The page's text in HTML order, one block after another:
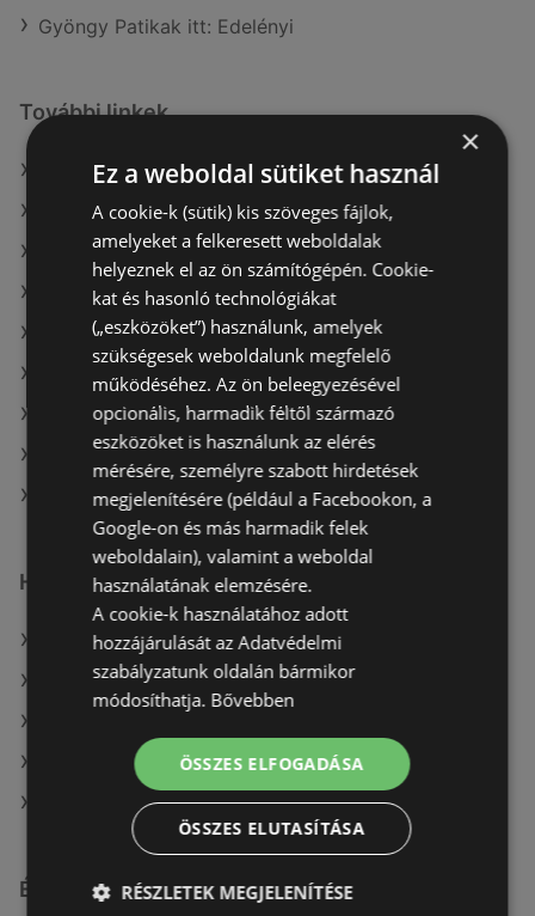
Gyöngy Patikak itt: Edelényi
További linkek
A(z) Gyöngy Patikak ajánlatai
A(z) goods market ajánlatai
A(z) dm ajánlatai
A(z) Crystal nails aktuális akciós újságjai
A(z) Benu Gyógyszertárak aktuális akciós újságjai
A(z) Alma Gyógyszertárak aktuális akciós újságjai
A(z) PatikaPlus aktuális akciós újságjai
A(z) Avon aktuális akciós újságjai
A(z) Gyöngy Patikak üzletei itt: Sopron-Fertődi
Hasonló kiskereskedők
A(z) Vianni ajánlatai
A(z) PatikaPlus ajánlatai
A(z) Douglas ajánlatai
A(z) Kulcs patika ajánlatai
Érdeklődésre számot tartó elemek itt:
×
Ez a weboldal sütiket használ
A cookie-k (sütik) kis szöveges fájlok,
amelyeket a felkeresett weboldalak
helyeznek el az ön számítógépén. Cookie-
kat és hasonló technológiákat
(„eszközöket”) használunk, amelyek
szükségesek weboldalunk megfelelő
működéséhez. Az ön beleegyezésével
opcionális, harmadik féltől származó
eszközöket is használunk az elérés
mérésére, személyre szabott hirdetések
megjelenítésére (például a Facebookon, a
Google-on és más harmadik felek
weboldalain), valamint a weboldal
használatának elemzésére.
A cookie-k használatához adott
hozzájárulását az Adatvédelmi
szabályzatunk oldalán bármikor
módosíthatja. Bővebben
ÖSSZES ELFOGADÁSA
ÖSSZES ELUTASÍTÁSA
RÉSZLETEK MEGJELENÍTÉSE